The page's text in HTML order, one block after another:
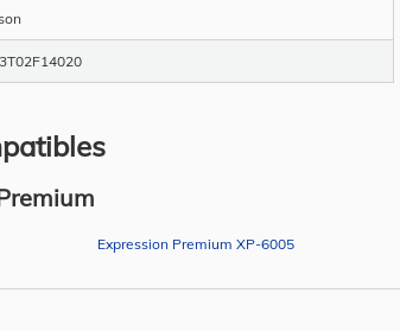
Expression Premium XP-6005